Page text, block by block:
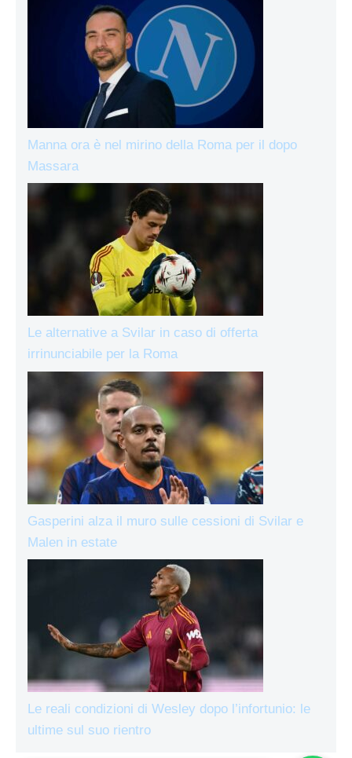
Manna ora è nel mirino della Roma per il dopo
Massara
Le alternative a Svilar in caso di offerta
irrinunciabile per la Roma
Gasperini alza il muro sulle cessioni di Svilar e
Malen in estate
Le reali condizioni di Wesley dopo l’infortunio: le
ultime sul suo rientro